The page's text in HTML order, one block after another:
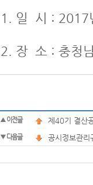
1. 일 시 : 2017
2. 장 소 : 충청
▲ 이전글 제40기 결산
▼ 다음글 공시정보관리